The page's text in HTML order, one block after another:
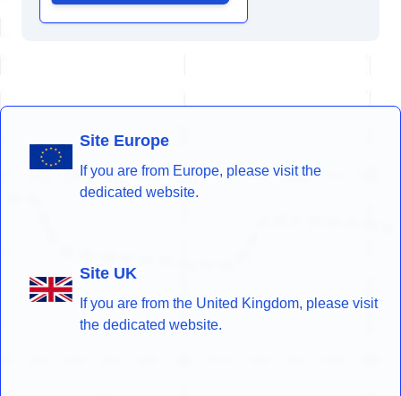
Site Europe
If you are from Europe, please visit the
dedicated website.
Site UK
If you are from the United Kingdom, please visit
the dedicated website.